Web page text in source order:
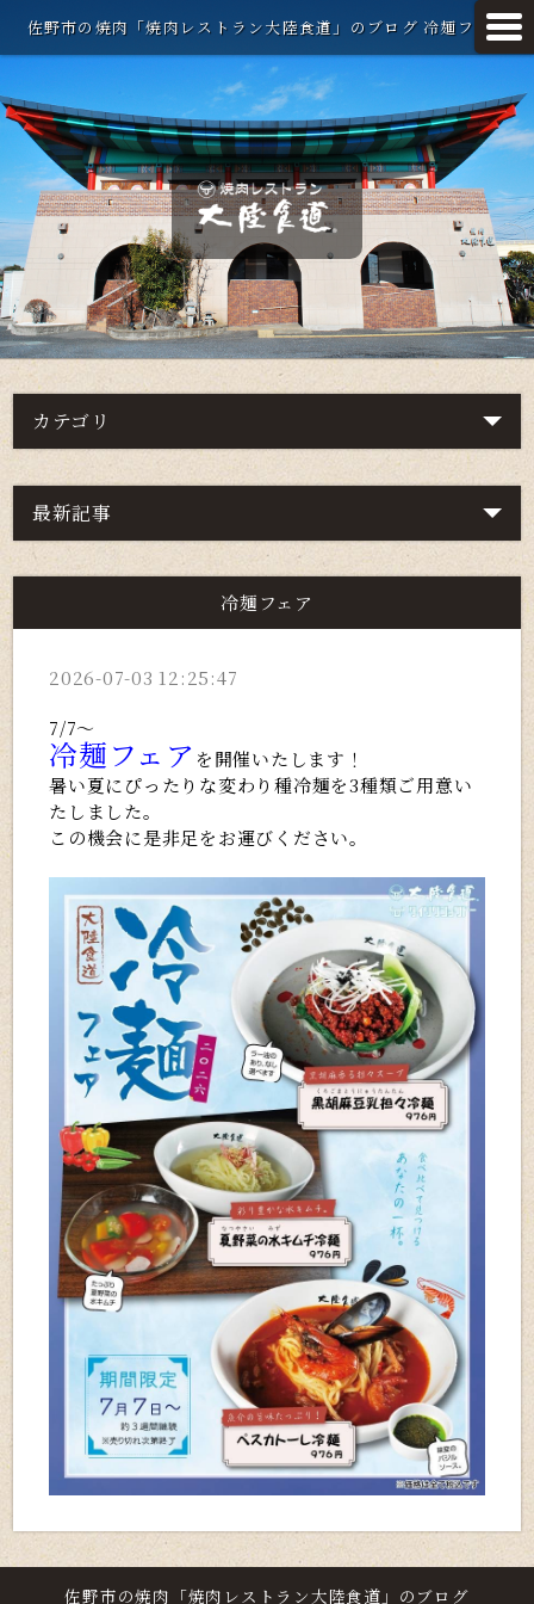
佐野市の焼肉「焼肉レストラン大陸食道」のブログ 冷麺フェア
カテゴリ
最新記事
冷麺フェア
2026-07-03 12:25:47
7/7～
冷麺フェア を開催いたします！
暑い夏にぴったりな変わり種冷麺を3種類ご用意い
たしました。
この機会に是非足をお運びください。
佐野市の焼肉「焼肉レストラン大陸食道」のブログ